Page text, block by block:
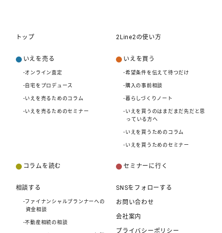
トップ 2Line2の使い方
いえを売る
-オンライン査定
-自宅をプロデュース
-いえを売るためのコラム
-いえを売るためのセミナー
いえを買う
-希望条件を伝えて待つだけ
-購入の事前相談
-暮らしづくりノート
-いえを買うのはまだまだ先だと思
っている方へ
-いえを買うためのコラム
-いえを買うためのセミナー
コラムを読む セミナーに行く
相談する
-ファイナンシャルプランナーへの
資金相談
-不動産相続の相談
SNSをフォローする
お問い合わせ
会社案内
プライバシーポリシー